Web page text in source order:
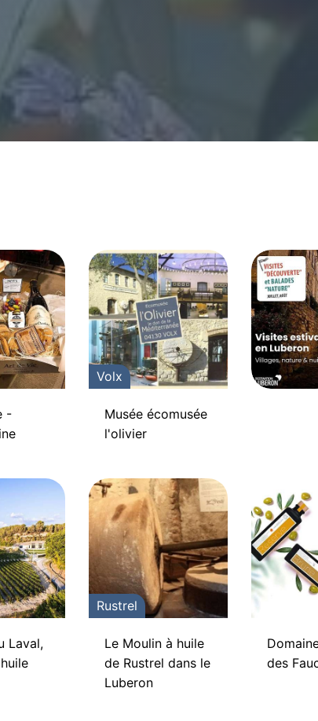
-
Volx
Musée écomusée
l'olivier
Laval,
Rustrel
Le Moulin à huile
de Rustrel dans le
Luberon
des